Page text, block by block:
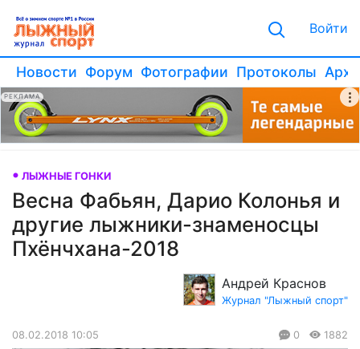
Войти
Новости Форум Фотографии Протоколы
РЕКЛАМА
ЛЫЖНЫЕ ГОНКИ
Весна Фабьян, Дарио Колонья и
другие лыжники-знаменосцы
Пхёнчхана-2018
Андрей Краснов
Журнал "Лыжный спорт"
08.02.2018 10:05 0 1882